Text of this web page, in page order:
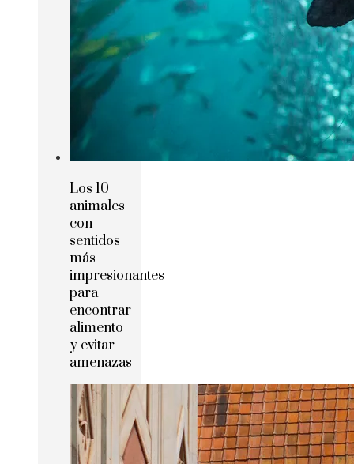
Los 10
animales
con
sentidos
más
impresionantes
para
encontrar
alimento
y evitar
amenazas